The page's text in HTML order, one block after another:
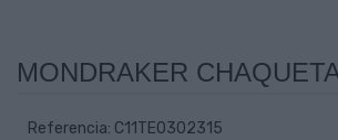
MONDRAKER
Referencia: C11TE0302315